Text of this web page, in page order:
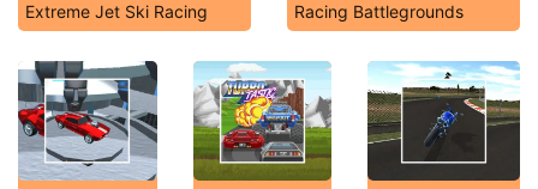
Extreme Jet Ski Racing Racing Battlegrounds